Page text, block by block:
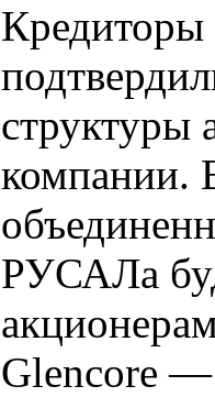
структуры
компании.
РУСАЛа
Glencore